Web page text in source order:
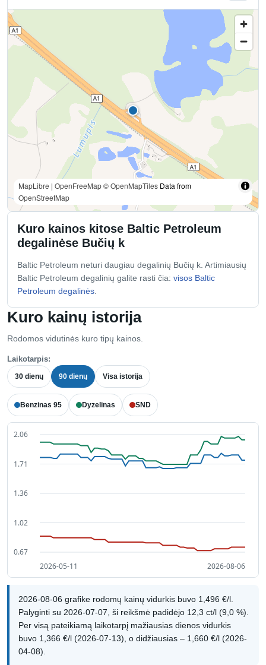
Kuro kainų istorija
Rodomos vidutinės kuro tipų kainos.
Laikotarpis:
30 dienų 90 dienų Visa istorija
Benzinas 95 Dyzelinas SND
2026-08-06 grafike rodomų kainų vidurkis buvo 1,496 €/l.
Palyginti su 2026-07-07, ši reikšmė padidėjo 12,3 ct/l (9,0 %).
Per visą pateikiamą laikotarpį mažiausias dienos vidurkis
buvo 1,366 €/l (2026-07-13), o didžiausias – 1,660 €/l (2026-
04-08).
MapLibre | OpenFreeMap© OpenMapTiles Data from
OpenStreetMap
Kuro kainos kitose Baltic Petroleum
degalinėse Bučių k
Baltic Petroleum neturi daugiau degalinių Bučių k. Artimiausių
Baltic Petroleum degalinių galite rasti čia: visos Baltic
Petroleum degalinės